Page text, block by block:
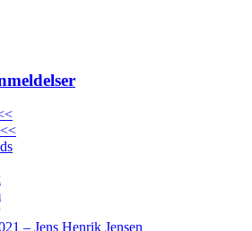
– Jens Henrik Jensen